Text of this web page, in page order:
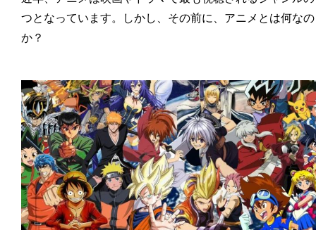
つとなっています。しかし、その前に、アニメとは何なの
か？